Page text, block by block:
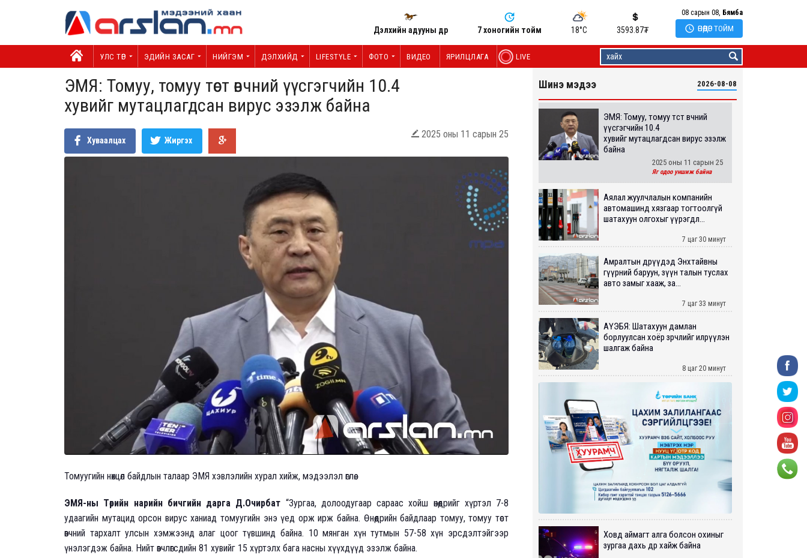
Дэлхийн адууны өдөр 7 хоногийн тойм 18°C 3593.87₮
08 сарын 08, Бямба
 ӨНӨӨДӨР ТОЙМ
УЛС ТӨР ЭДИЙН ЗАСАГ НИЙГЭМ ДЭЛХИЙД LIFESTYLE ФОТО ВИДЕО ЯРИЛЦЛАГА LIVE
ЭМЯ: Томуу, томуу төст өвчний үүсгэгчийн 10.4
хувийг мутацлагдсан вирус эзэлж байна
Хуваалцах Жиргэх
 2025 оны 11 сарын 25
Томуугийн нөхцөл байдлын талаар ЭМЯ хэвлэлийн хурал хийж, мэдээлэл өглөө.
ЭМЯ-ны Төрийн нарийн бичгийн дарга Д.Очирбат “Зургаа, долоодугаар сараас хойш өнөөдрийг хүртэл 7-8
удаагийн мутацид орсон вирус ханиад томуугийн энэ үед орж ирж байна. Өнөөдрийн байдлаар томуу, томуу төст
өвчний тархалт улсын хэмжээнд алаг цоог түвшинд байна. 10 мянган хүн тутмын 57-58 хүн эрсдэлтэйгээр
үнэлэгдэж байна. Нийт өвчлөгсдийн 81 хувийг 15 хүртэлх бага насны хүүхдүүд эзэлж байна.
Шинэ мэдээ 2026-08-08
ЭМЯ: Томуу, томуу төст өвчний
үүсгэгчийн 10.4
хувийг мутацлагдсан вирус эзэлж
байна
2025 оны 11 сарын 25
Яг одоо уншиж байна
Аялал жуулчлалын компанийн
автомашинд хязгаар тогтоолгүй
шатахуун олгохыг үүрэгдл...
7 цаг 30 минут
Амралтын өдрүүдэд Энхтайвны
гүүрний баруун, зүүн талын туслах
авто замыг хааж, за...
7 цаг 33 минут
АҮЭБЯ: Шатахуун дамлан
борлуулсан хоёр зөрчлийг илрүүлэн
шалгаж байна
8 цаг 20 минут
Ховд аймагт алга болсон охиныг
зургаа дахь өдрөө хайж байна